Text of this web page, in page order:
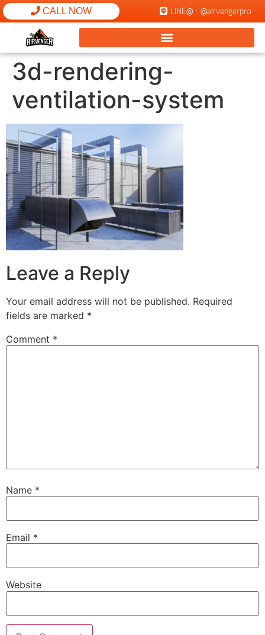
CALL NOW LINE@ : @airvengerpro
3d-rendering-
ventilation-system
Leave a Reply
Your email address will not be published. Required
fields are marked *
Comment *
Name *
Email *
Website